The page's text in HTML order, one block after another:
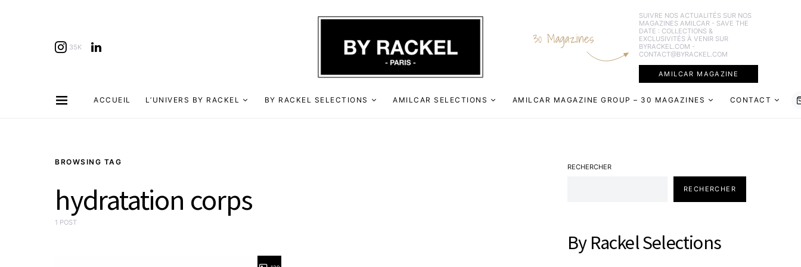
35K 30 Magazines
SUIVRE NOS ACTUALITÉS SUR NOS
MAGAZINES AMILCAR - SAVE THE
DATE : COLLECTIONS &
EXCLUSIVITÉS À VENIR SUR
BYRACKEL.COM -
CONTACT@BYRACKEL.COM
AMILCAR MAGAZINE
ACCUEIL L’UNIVERS BY RACKEL BY RACKEL SELECTIONS AMILCAR SELECTIONS AMILCAR MAGAZINE GROUP – 30 MAGAZINES CONTACT
BROWSING TAG
hydratation corps
1 POST
RECHERCHER
RECHERCHER
By Rackel Selections